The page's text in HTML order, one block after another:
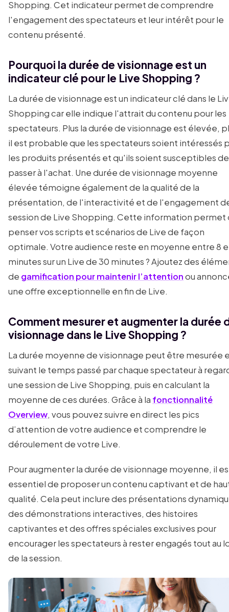
Shopping. Cet indicateur permet de comprendre
l'engagement des spectateurs et leur intérêt pour le
contenu présenté.
Pourquoi la durée de visionnage est un
indicateur clé pour le Live Shopping ?
La durée de visionnage est un indicateur clé dans le
Shopping car elle indique l'attrait du contenu pour les
spectateurs. Plus la durée de visionnage est élevée,
il est probable que les spectateurs soient intéressés
les produits présentés et qu'ils soient susceptibles de
passer à l'achat. Une durée de visionnage moyenne
élevée témoigne également de la qualité de la
présentation, de l'interactivité et de l'engagement
session de Live Shopping. Cette information permet
penser vos scripts et scénarios de Live de façon
optimale. Votre audience reste en moyenne entre 8
minutes sur un Live de 30 minutes ? Ajoutez des
de gamification pour maintenir l’attentionou
une offre exceptionnelle en fin de Live.
Comment mesurer et augmenter la durée
visionnage dans le Live Shopping ?
La durée moyenne de visionnage peut être mesurée
suivant le temps passé par chaque spectateur à
une session de Live Shopping, puis en calculant la
moyenne de ces durées. Grâce à la fonctionnalité
Overview, vous pouvez suivre en direct les pics
d’attention de votre audience et comprendre le
déroulement de votre Live.
Pour augmenter la durée de visionnage moyenne, il
essentiel de proposer un contenu captivant et de
qualité. Cela peut inclure des présentations
des démonstrations interactives, des histoires
captivantes et des offres spéciales exclusives pour
encourager les spectateurs à rester engagés tout au
de la session.